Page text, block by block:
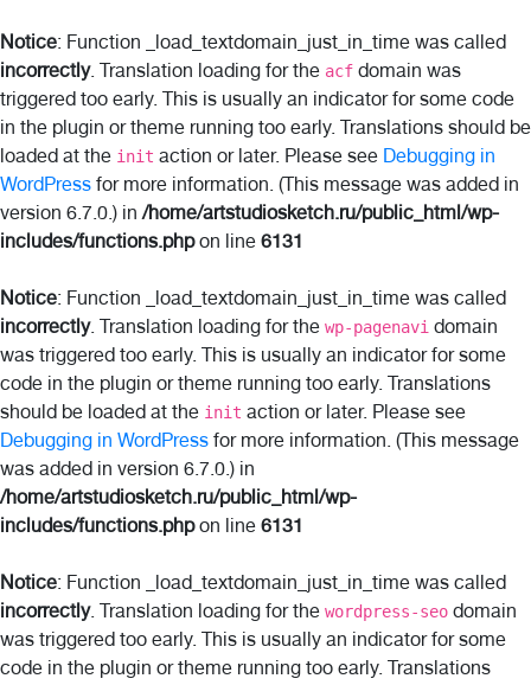
Notice: Function _load_textdomain_just_in_time was called
incorrectly. Translation loading for the acf domain was
triggered too early. This is usually an indicator for some code
in the plugin or theme running too early. Translations should be
loaded at the init action or later. Please see Debugging in
WordPress for more information. (This message was added in
version 6.7.0.) in/home/artstudiosketch.ru/public_html/wp-
includes/functions.phpon line 6131
Notice: Function _load_textdomain_just_in_time was called
incorrectly. Translation loading for the wp-pagenavi domain
was triggered too early. This is usually an indicator for some
code in the plugin or theme running too early. Translations
should be loaded at the init action or later. Please see
Debugging in WordPress for more information. (This message
was added in version 6.7.0.) in
/home/artstudiosketch.ru/public_html/wp-
includes/functions.phpon line 6131
Notice: Function _load_textdomain_just_in_time was called
incorrectly. Translation loading for the wordpress-seo domain
was triggered too early. This is usually an indicator for some
code in the plugin or theme running too early. Translations